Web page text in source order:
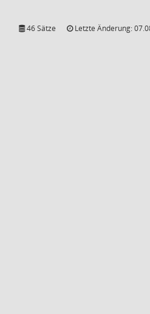
46 Sätze Letzte Änderung: